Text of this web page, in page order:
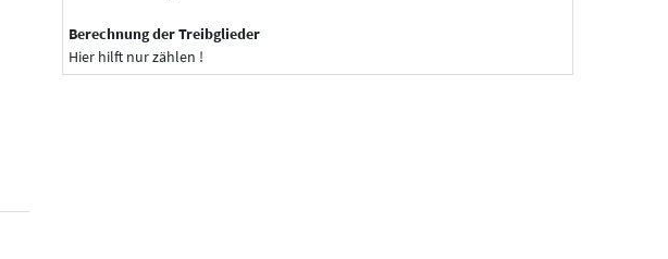
Berechnung der Treibglieder
Hier hilft nur zählen !